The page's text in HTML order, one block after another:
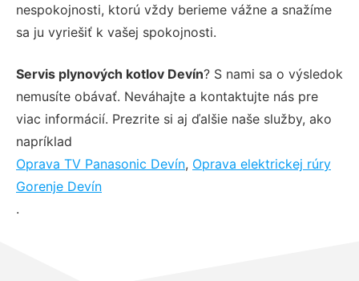
nespokojnosti, ktorú vždy berieme vážne a snažíme
sa ju vyriešiť k vašej spokojnosti.
Servis plynových kotlov Devín? S nami sa o výsledok
nemusíte obávať. Neváhajte a kontaktujte nás pre
viac informácií. Prezrite si aj ďalšie naše služby, ako
napríklad
Oprava TV Panasonic Devín, Oprava elektrickej rúry
Gorenje Devín
.